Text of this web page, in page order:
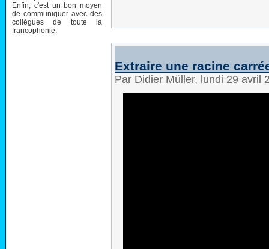
Enfin, c'est un bon moyen
de communiquer avec des
collègues de toute la
francophonie.
Extraire une racine
Par Didier Müller, lundi 29 avril